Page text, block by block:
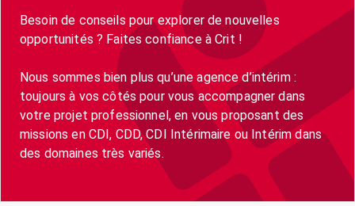
Besoin de conseils pour explorer de nouvelles
opportunités ? Faites confiance à Crit !
Nous sommes bien plus qu’une agence d’intérim :
toujours à vos côtés pour vous accompagner dans
votre projet professionnel, en vous proposant des
missions en CDI, CDD, CDI Intérimaire ou Intérim dans
des domaines très variés.